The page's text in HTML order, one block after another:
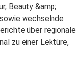
Beauty &amp;
wechselnde
über regionale
zu einer Lektüre,